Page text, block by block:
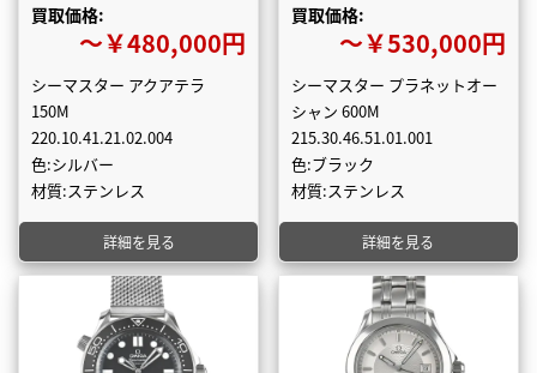
買取価格:
〜￥480,000円
シーマスター アクアテラ
150M
220.10.41.21.02.004
色:シルバー
材質:ステンレス
詳細を見る
買取価格:
〜￥530,000円
シーマスター プラネットオー
シャン 600M
215.30.46.51.01.001
色:ブラック
材質:ステンレス
詳細を見る